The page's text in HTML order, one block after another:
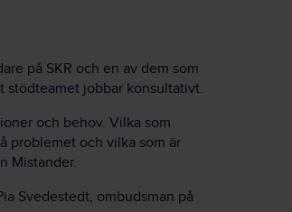
på SKR och en av dem som
stödteamet jobbar konsultativt.
och behov. Vilka som
problemet och vilka som är
Mistander.
Svedestedt, ombudsman på